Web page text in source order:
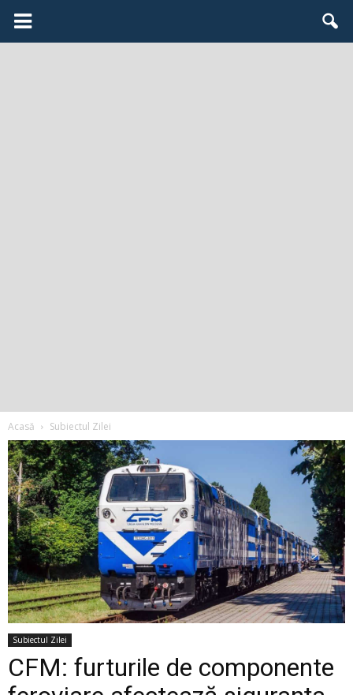
Acasă Subiectul Zilei
Subiectul Zilei
CFM: furturile de componente